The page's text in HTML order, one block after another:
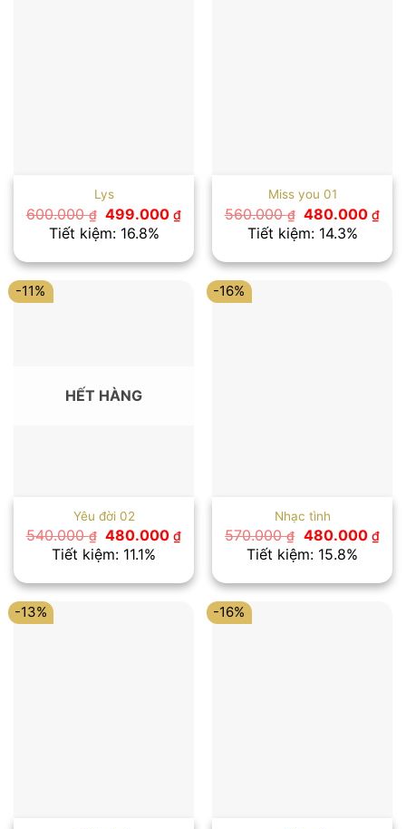
Lys
600.000₫ Giá
gốc
là:
499.000₫Giá
là:
499.000 ₫.
Tiết kiệm: 16.8%
Miss you 01
560.000₫ Giá
gốc
là:
480.000₫Giá
là:
Tiết kiệm: 14.3%
-11%
HẾT HÀNG
Yêu đời 02
540.000₫ Giá
gốc
là:
480.000₫Giá
là:
480.000 ₫.
Tiết kiệm: 11.1%
-16%
Nhạc tình
570.000₫ Giá
gốc
là:
480.000 ₫Giá
hiện
là:
Tiết kiệm: 15.8%
-13% -16%